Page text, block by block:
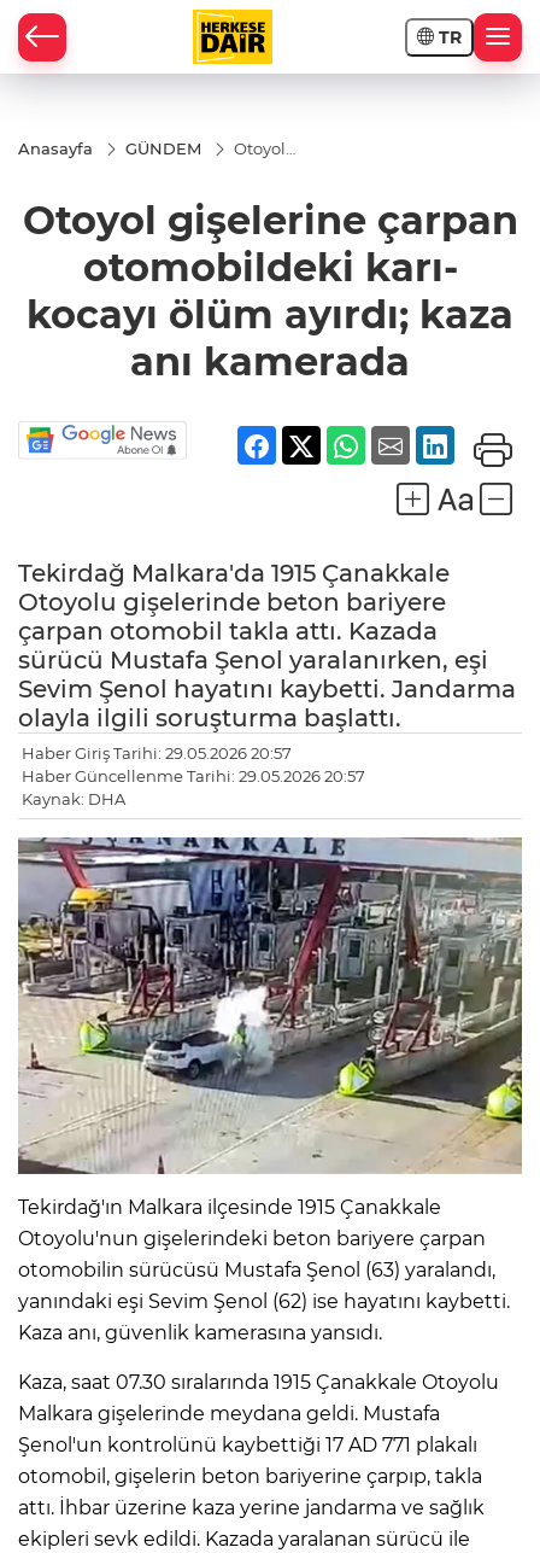
TR
Anasayfa GÜNDEM
Otoyol
otomobildeki
karı-kocayı
kaza anı
kamerada
Otoyol gişelerine çarpan
otomobildeki karı-
kocayı ölüm ayırdı; kaza
anı kamerada
Tekirdağ Malkara'da 1915 Çanakkale
Otoyolu gişelerinde beton bariyere
çarpan otomobil takla attı. Kazada
sürücü Mustafa Şenol yaralanırken, eşi
Sevim Şenol hayatını kaybetti. Jandarma
olayla ilgili soruşturma başlattı.
Haber Giriş Tarihi: 29.05.2026 20:57
Haber Güncellenme Tarihi: 29.05.2026 20:57
Kaynak: DHA
Tekirdağ'ın Malkara ilçesinde 1915 Çanakkale
Otoyolu'nun gişelerindeki beton bariyere çarpan
otomobilin sürücüsü Mustafa Şenol (63) yaralandı,
yanındaki eşi Sevim Şenol (62) ise hayatını kaybetti.
Kaza anı, güvenlik kamerasına yansıdı.
Kaza, saat 07.30 sıralarında 1915 Çanakkale Otoyolu
Malkara gişelerinde meydana geldi. Mustafa
Şenol'un kontrolünü kaybettiği 17 AD 771 plakalı
otomobil, gişelerin beton bariyerine çarpıp, takla
attı. İhbar üzerine kaza yerine jandarma ve sağlık
ekipleri sevk edildi. Kazada yaralanan sürücü ile